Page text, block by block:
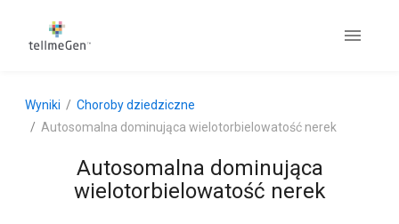
Wyniki
Choroby dziedziczne
Autosomalna dominująca wielotorbielowatość nerek
Autosomalna dominująca
wielotorbielowatość nerek